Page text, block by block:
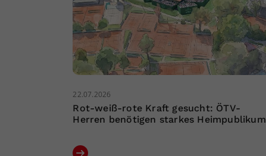
22.07.2026
Rot-weiß-rote Kraft gesucht: ÖTV-
Herren benötigen starkes Heimpublikum